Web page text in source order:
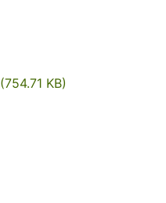
(754.71 KB)